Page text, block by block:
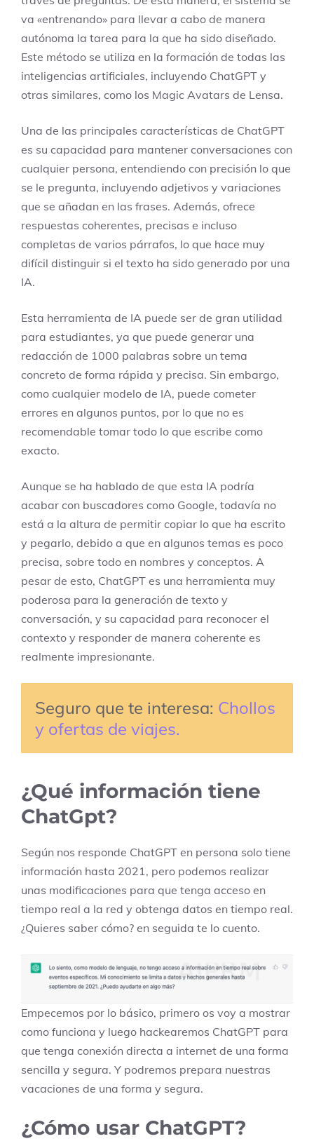
va «entrenando» para llevar a cabo de manera
autónoma la tarea para la que ha sido diseñado.
Este método se utiliza en la formación de todas las
inteligencias artificiales, incluyendo ChatGPT y
otras similares, como los Magic Avatars de Lensa.
Una de las principales características de ChatGPT
es su capacidad para mantener conversaciones con
cualquier persona, entendiendo con precisión lo que
se le pregunta, incluyendo adjetivos y variaciones
que se añadan en las frases. Además, ofrece
respuestas coherentes, precisas e incluso
completas de varios párrafos, lo que hace muy
difícil distinguir si el texto ha sido generado por una
IA.
Esta herramienta de IA puede ser de gran utilidad
para estudiantes, ya que puede generar una
redacción de 1000 palabras sobre un tema
concreto de forma rápida y precisa. Sin embargo,
como cualquier modelo de IA, puede cometer
errores en algunos puntos, por lo que no es
recomendable tomar todo lo que escribe como
exacto.
Aunque se ha hablado de que esta IA podría
acabar con buscadores como Google, todavía no
está a la altura de permitir copiar lo que ha escrito
y pegarlo, debido a que en algunos temas es poco
precisa, sobre todo en nombres y conceptos. A
pesar de esto, ChatGPT es una herramienta muy
poderosa para la generación de texto y
conversación, y su capacidad para reconocer el
contexto y responder de manera coherente es
realmente impresionante.
Seguro que te interesa: Chollos
y ofertas de viajes.
¿Qué información tiene
ChatGpt?
Según nos responde ChatGPT en persona solo tiene
información hasta 2021, pero podemos realizar
unas modificaciones para que tenga acceso en
tiempo real a la red y obtenga datos en tiempo real.
¿Quieres saber cómo? en seguida te lo cuento.
Empecemos por lo básico, primero os voy a mostrar
como funciona y luego hackearemos ChatGPT para
que tenga conexión directa a internet de una forma
sencilla y segura. Y podremos prepara nuestras
vacaciones de una forma y segura.
¿Cómo usar ChatGPT?